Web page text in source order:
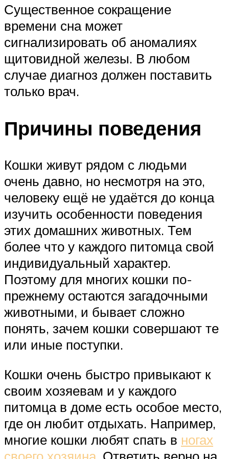
Существенное сокращение
времени сна может
сигнализировать об аномалиях
щитовидной железы. В любом
случае диагноз должен поставить
только врач.
Причины поведения
Кошки живут рядом с людьми
очень давно, но несмотря на это,
человеку ещё не удаётся до конца
изучить особенности поведения
этих домашних животных. Тем
более что у каждого питомца свой
индивидуальный характер.
Поэтому для многих кошки по-
прежнему остаются загадочными
животными, и бывает сложно
понять, зачем кошки совершают те
или иные поступки.
Кошки очень быстро привыкают к
своим хозяевам и у каждого
питомца в доме есть особое место,
где он любит отдыхать. Например,
многие кошки любят спать в ногах